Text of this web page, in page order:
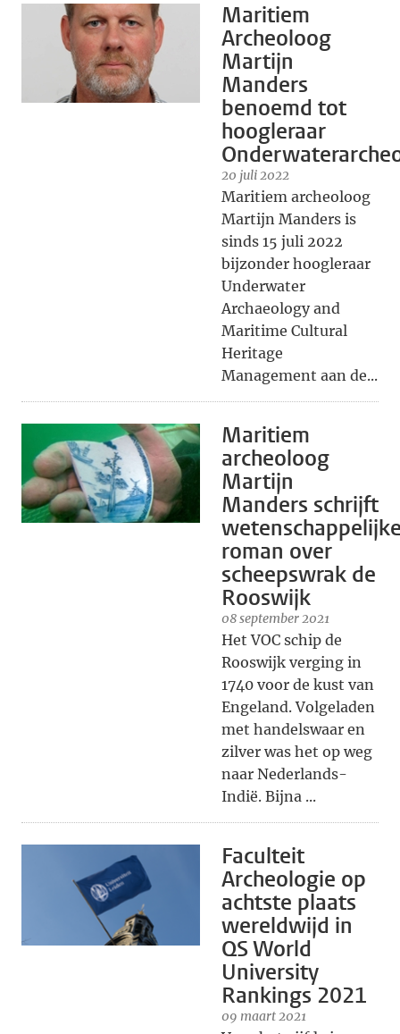
Maritiem
Archeoloog
Martijn
Manders
benoemd tot
hoogleraar
20 juli 2022
Maritiem archeoloog
Martijn Manders is
sinds 15 juli 2022
bijzonder hoogleraar
Underwater
Archaeology and
Maritime Cultural
Heritage
Management aan de...
Maritiem
archeoloog
Martijn
Manders schrijft
roman over
scheepswrak de
Rooswijk
08 september 2021
Het VOC schip de
Rooswijk verging in
1740 voor de kust van
Engeland. Volgeladen
met handelswaar en
zilver was het op weg
naar Nederlands-
Indië. Bijna ...
Faculteit
Archeologie op
achtste plaats
wereldwijd in
QS World
University
Rankings 2021
09 maart 2021